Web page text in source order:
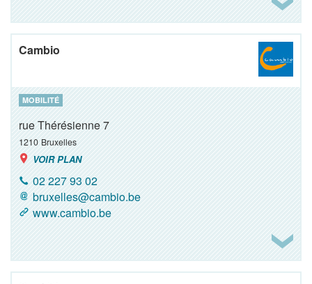
Cambio
MOBILITÉ
rue Thérésienne 7
1210 Bruxelles
VOIR PLAN
02 227 93 02
bruxelles@cambio.be
www.cambio.be